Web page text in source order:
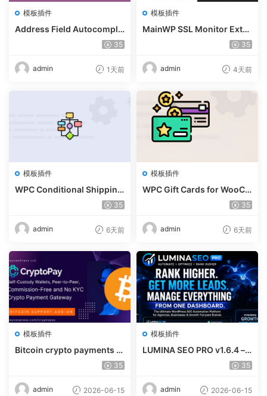
模板插件
Address Field Autocomple
te For WooCommerce v1.3.
35
admin 1天前
模板插件
MainWP SSL Monitor Exte
35
admin 4天前
模板插件
WPC Conditional Shipping
& Payments (Premium) v1.
35
admin 6天前
模板插件
WPC Gift Cards for WooCo
mmerce (Premium) v1.0.235
admin 6天前
模板插件
Bitcoin crypto payments s
upport for CryptoPay v1.4.
35
admin 2026-06-15
模板插件
LUMINA SEO PRO v1.6.4 – R
ank #1 Without Writing
35
admin 2026-06-15